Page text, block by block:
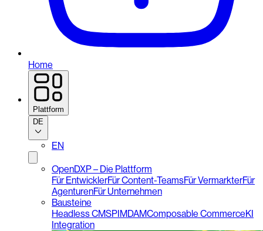
Home
Plattform
DE
EN
OpenDXP – Die Plattform
Für EntwicklerFür Content-TeamsFür VermarkterFür
AgenturenFür Unternehmen
Bausteine
Headless CMSPIMDAMComposable CommerceKI
Integration